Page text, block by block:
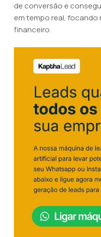
de conversão e
em tempo real,
financeiro.